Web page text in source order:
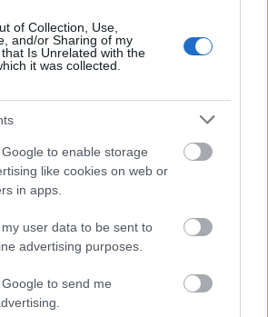
of Collection, Use,
and/or Sharing of my
Is Unrelated with the
it was collected.
to enable storage
like cookies on web or
in apps.
user data to be sent to
advertising purposes.
to send me
σου διάσημα πρόσωπα.
το JennyGr στο
Google News
ΤΩΡΑ
του ζωδιακού: Αυτά τα ζώδια είναι
στη μαμά τους